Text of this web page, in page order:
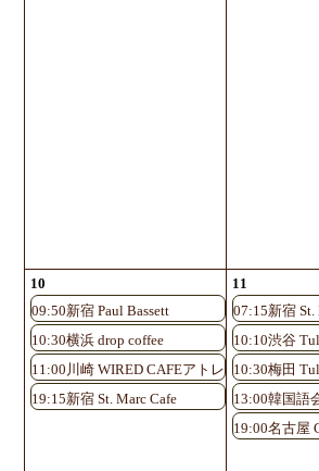
10
09:50新宿 Paul Bassett
10:30横浜 drop coffee
11:00川崎 WIRED CAFEアトレ川崎店
19:15新宿 St. Marc Cafe
11
07:15新宿 St.
10:10渋谷
10:30梅田
13:00韓国語
19:00名古屋